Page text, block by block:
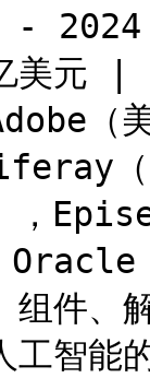
-
美元 |
（
，
件、
智能